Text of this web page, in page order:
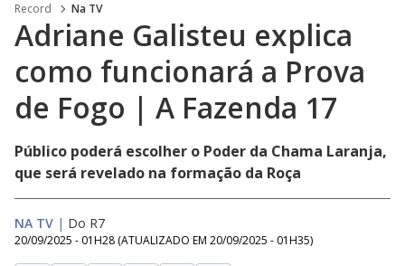
Record Na TV
Adriane Galisteu explica
como funcionará a Prova
de Fogo | A Fazenda 17
Público poderá escolher o Poder da Chama Laranja,
que será revelado na formação da Roça
NA TV | Do R7
20/09/2025 - 01H28 (ATUALIZADO EM 20/09/2025 - 01H35)